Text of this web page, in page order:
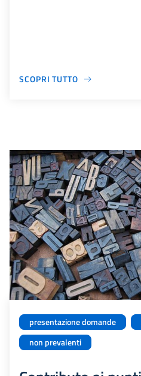
SCOPRI TUTTO
presentazione domande
non prevalenti